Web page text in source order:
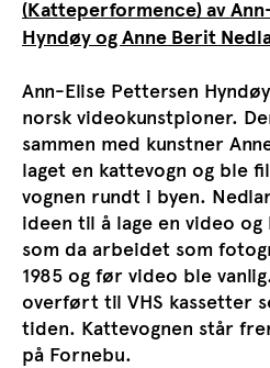
( Katteperformence) av
Hyndøy og Anne Berit
Ann-Elise Pettersen
norsk videokunstpioner.
sammen med kunstner
laget en kattevogn og ble
vognen rundt i byen.
ideen til å lage en video
som da arbeidet som
1985 og før video ble
overført til VHS kassetter
tiden. Kattevognen står
på Fornebu.